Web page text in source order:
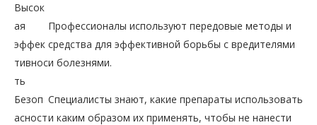
Высок
ая
эффек
тивнос
ть
Профессионалы используют передовые методы и
средства для эффективной борьбы с вредителями
и болезнями.
Безоп
асност
Специалисты знают, какие препараты использовать
и каким образом их применять, чтобы не нанести